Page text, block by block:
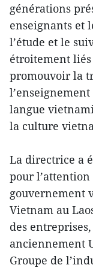
générations
enseignants et
l’étude et le
étroitement liés
promouvoir la
langue
la culture
La directrice a
pour
gouvernement
Vietnam au
des
anciennement
Groupe de